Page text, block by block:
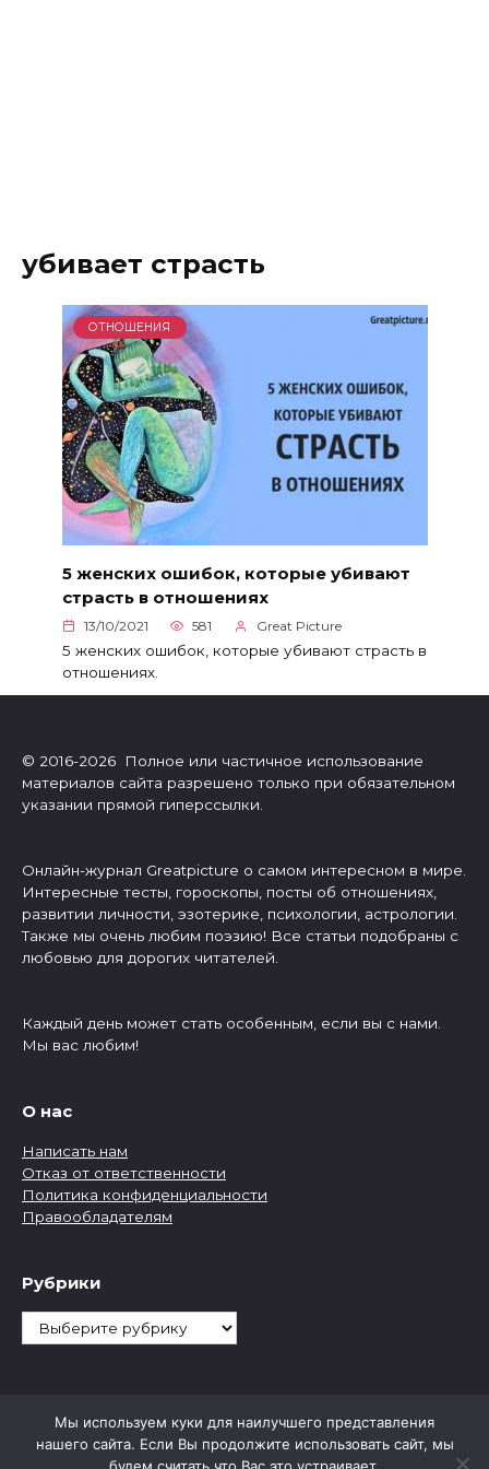
убивает страсть
ОТНОШЕНИЯ
5 женских ошибок, которые убивают
страсть в отношениях
13/10/2021 581 Great Picture
5 женских ошибок, которые убивают страсть в
отношениях.
© 2016-2026 Полное или частичное использование
материалов сайта разрешено только при обязательном
указании прямой гиперссылки.
Онлайн-журнал Greatpicture о самом интересном в мире.
Интересные тесты, гороскопы, посты об отношениях,
развитии личности, эзотерике, психологии, астрологии.
Также мы очень любим поэзию! Все статьи подобраны с
любовью для дорогих читателей.
Каждый день может стать особенным, если вы с нами.
Мы вас любим!
О нас
Написать нам
Отказ от ответственности
Политика конфиденциальности
Правообладателям
Рубрики
Рубрики
Мы используем куки для наилучшего представления
нашего сайта. Если Вы продолжите использовать сайт, мы